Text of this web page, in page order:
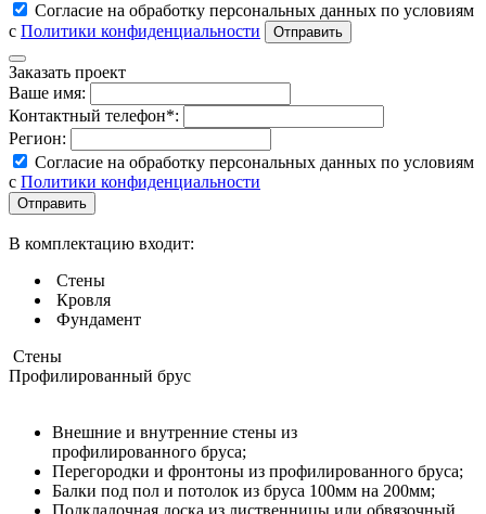
Согласие на обработку персональных данных по условиям
с Политики конфиденциальности
Заказать проект
Ваше имя:
Контактный телефон*:
Регион:
Согласие на обработку персональных данных по условиям
с Политики конфиденциальности
В комплектацию входит:
Стены
Кровля
Фундамент
Стены
Профилированный брус
Внешние и внутренние стены из
профилированного бруса;
Перегородки и фронтоны из профилированного бруса;
Балки под пол и потолок из бруса 100мм на 200мм;
Подкладочная доска из лиственницы или обвязочный